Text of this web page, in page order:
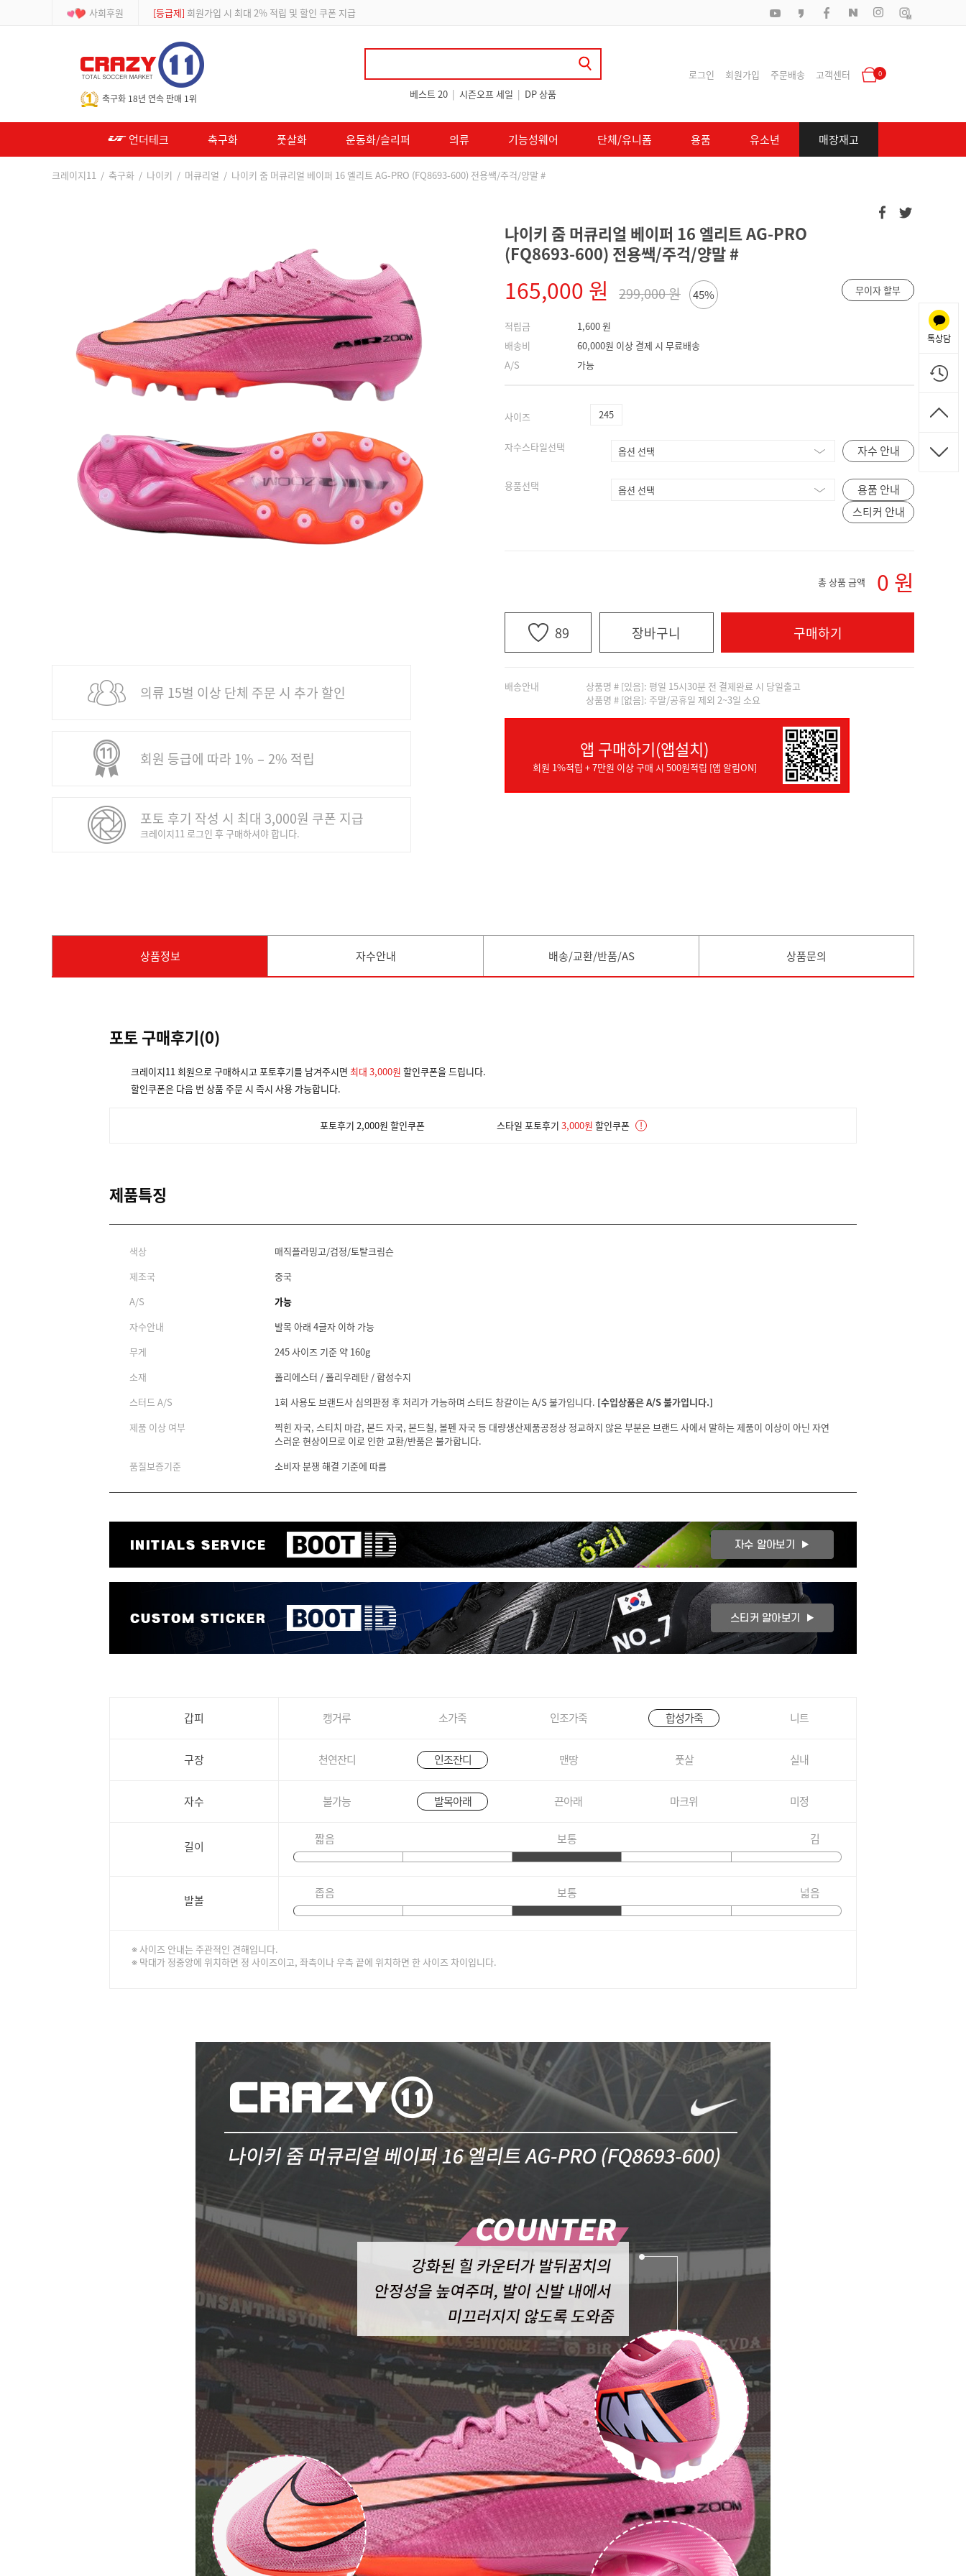
사회후원 [등급제] 회원가입 시 최대 2% 적립 및 할인 쿠폰 지급
축구화 18년 연속 판매 1위 베스트 20 | 시즌오프 세일 | DP 상품
로그인 회원가입 주문배송 고객센터 0
언더테크 축구화 풋살화 운동화/슬리퍼 의류 기능성웨어 단체/유니폼 용품 유소년 매장재고
크레이지11 / 축구화 / 나이키 / 머큐리얼 / 나이키 줌 머큐리얼 베이퍼 16 엘리트 AG-PRO (FQ8693-600) 전용쌕/주걱/양말 #
의류 15벌 이상 단체 주문 시 추가 할인
회원 등급에 따라 1% − 2% 적립
포토 후기 작성 시 최대 3,000원 쿠폰 지급
크레이지11 로그인 후 구매하셔야 합니다.
나이키 줌 머큐리얼 베이퍼 16 엘리트 AG-PRO
(FQ8693-600) 전용쌕/주걱/양말 #
165,000 원 299,000 원 45% 무이자 할부
적립금
배송비
A/S
1,600 원
60,000원 이상 결제 시 무료배송
가능
사이즈 245
자수스타일선택 자수 안내
용품선택
용품 안내
스티커 안내
총 상품 금액 0 원
89 장바구니 구매하기
배송안내
상품명 # [있음]: 평일 15시30분 전 결제완료 시 당일출고
상품명 # [없음]: 주말/공휴일 제외 2~3일 소요
앱 구매하기(앱설치)
회원 1%적립 + 7만원 이상 구매 시 500원적립 [앱 알림ON]
상품정보 자수안내 배송/교환/반품/AS 상품문의
포토 구매후기(0)
크레이지11 회원으로 구매하시고 포토후기를 남겨주시면 최대 3,000원 할인쿠폰을 드립니다.
할인쿠폰은 다음 번 상품 주문 시 즉시 사용 가능합니다.
포토후기 2,000원 할인쿠폰 스타일 포토후기 3,000원 할인쿠폰 !
제품특징
색상
매직플라밍고/검정/토탈크림슨
제조국
중국
A/S
가능
자수안내
발목 아래 4글자 이하 가능
무게
245 사이즈 기준 약 160g
소재
폴리에스터 / 폴리우레탄 / 합성수지
스터드 A/S
1회 사용도 브랜드사 심의판정 후 처리가 가능하며 스터드 창갈이는 A/S 불가입니다. [수입상품은 A/S 불가입니다.]
제품 이상 여부
찍힌 자국, 스티치 마감, 본드 자국, 본드칠, 볼펜 자국 등 대량생산제품공정상 정교하지 않은 부분은 브랜드 사에서 말하는 제품이 이상이 아닌 자연
스러운 현상이므로 이로 인한 교환/반품은 불가합니다.
품질보증기준
소비자 분쟁 해결 기준에 따름
갑피 캥거루 소가죽 인조가죽 합성가죽 니트
구장 천연잔디 인조잔디 맨땅 풋살 실내
자수 불가능 발목아래 끈아래 마크위 미정
길이 짧음 보통 김
발볼 좁음 보통 넓음
※ 사이즈 안내는 주관적인 견해입니다.
※ 막대가 정중앙에 위치하면 정 사이즈이고, 좌측이나 우측 끝에 위치하면 한 사이즈 차이입니다.
톡상담